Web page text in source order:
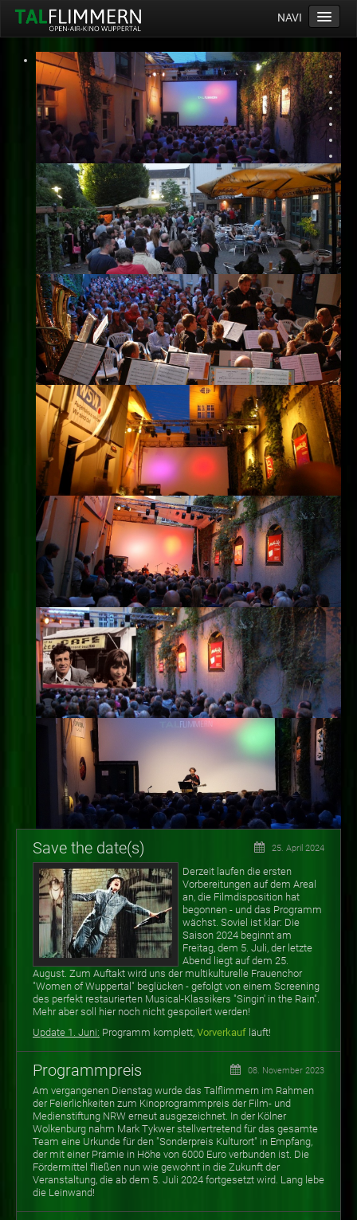
NAVI
Home
Programm
Service
Ticketinfos
Ort
Anreise
Wetter
Kinogutschein
Konzept
Archiv
Kontakt
Impressum
Datenschutz
Save the date(s) 25. April 2024
Derzeit laufen die ersten
Vorbereitungen auf dem Areal
an, die Filmdisposition hat
begonnen - und das Programm
wächst. Soviel ist klar: Die
Saison 2024 beginnt am
Freitag, dem 5. Juli, der letzte
Abend liegt auf dem 25.
August. Zum Auftakt wird uns der multikulturelle Frauenchor
"Women of Wuppertal" beglücken - gefolgt von einem Screening
des perfekt restaurierten Musical-Klassikers "Singin' in the Rain".
Mehr aber soll hier noch nicht gespoilert werden!
Update 1. Juni: Programm komplett, Vorverkauf läuft!
Programmpreis 08. November 2023
Am vergangenen Dienstag wurde das Talflimmern im Rahmen
der Feierlichkeiten zum Kinoprogrammpreis der Film- und
Medienstiftung NRW erneut ausgezeichnet. In der Kölner
Wolkenburg nahm Mark Tykwer stellvertretend für das gesamte
Team eine Urkunde für den "Sonderpreis Kulturort" in Empfang,
der mit einer Prämie in Höhe von 6000 Euro verbunden ist. Die
Fördermittel fließen nun wie gewohnt in die Zukunft der
Veranstaltung, die ab dem 5. Juli 2024 fortgesetzt wird. Lang lebe
die Leinwand!